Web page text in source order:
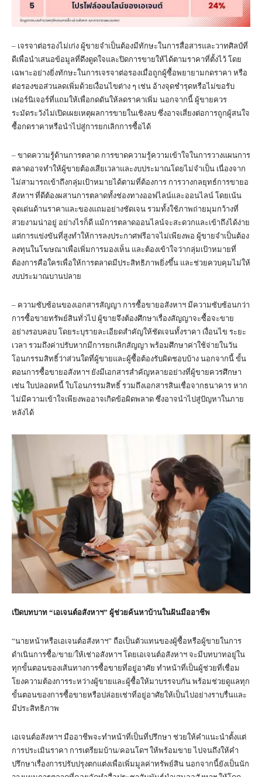
– เจรจาต่อรองไม่เก่ง ผู้ขายจำเป็นต้องมีทักษะในการสื่อสารและวาทศิลป์ที่
ดีเพื่อนำเสนอข้อมูลที่ดึงดูดใจและปิดการขายให้ได้ตามราคาที่ตั้งไว้ โดย
เฉพาะอย่างยิ่งทักษะในการเจรจาต่อรองเมื่อถูกผู้ซื้อพยายามกดราคา หรือ
ต่อรองขอส่วนลดเพิ่มด้วยเงื่อนไขต่าง ๆ เช่น อ้างจุดชำรุดหรือไม่ขอรับ
เฟอร์นิเจอร์ที่แถมให้เพื่อกดดันให้ลดราคาเพิ่ม นอกจากนี้ ผู้ขายควร
ระมัดระวังไม่เปิดเผยเหตุผลการขายในเชิงลบ ซึ่งอาจเสี่ยงต่อการถูกผู้สนใจ
ซื้อกดราคาหรือนำไปสู่การยกเลิกการซื้อได้
– ขาดความรู้ด้านการตลาด การขาดความรู้ความเข้าใจในการวางแผนการ
ตลาดอาจทำให้ผู้ขายต้องเสียเวลาและงบประมาณโดยไม่จำเป็น เนื่องจาก
ไม่สามารถเข้าถึงกลุ่มเป้าหมายได้ตามที่ต้องการ การวางกลยุทธ์การขายอ
สังหาฯ ที่ดีต้องผสานการตลาดทั้งช่องทางออฟไลน์และออนไลน์ โดยเน้น
จุดเด่นด้านราคาและของแถมอย่างชัดเจน รวมทั้งใช้ภาพถ่ายมุมกว้างที่
สวยงามน่าอยู่ อย่างไรก็ดี แม้การตลาดออนไลน์จะสะดวกและเข้าถึงได้ง่าย
แต่การแข่งขันที่สูงทำให้การลงประกาศฟรีอาจไม่เพียงพอ ผู้ขายจำเป็นต้อง
ลงทุนในโฆษณาเพื่อเพิ่มการมองเห็น และต้องเข้าใจว่ากลุ่มเป้าหมายที่
ต้องการคือใครเพื่อให้การตลาดมีประสิทธิภาพยิ่งขึ้น และช่วยควบคุมไม่ให้
งบประมาณบานปลาย
– ความซับซ้อนของเอกสารสัญญา การซื้อขายอสังหาฯ มีความซับซ้อนกว่า
การซื้อขายทรัพย์สินทั่วไป ผู้ขายจึงต้องศึกษาเรื่องสัญญาจะซื้อจะขาย
อย่างรอบคอบ โดยระบุรายละเอียดสำคัญให้ชัดเจนทั้งราคา เงื่อนไข ระยะ
เวลา รวมถึงค่าปรับหากมีการยกเลิกสัญญา พร้อมศึกษาค่าใช้จ่ายในวัน
โอนกรรมสิทธิ์ว่าส่วนใดที่ผู้ขายและผู้ซื้อต้องรับผิดชอบบ้าง นอกจากนี้ ขั้น
ตอนการซื้อขายอสังหาฯ ยังมีเอกสารสำคัญหลายอย่างที่ผู้ขายควรศึกษา
เช่น ใบปลอดหนี้ ใบโอนกรรมสิทธิ์ รวมถึงเอกสารสินเชื่อจากธนาคาร หาก
ไม่มีความเข้าใจเพียงพออาจเกิดข้อผิดพลาด ซึ่งอาจนำไปสู่ปัญหาในภาย
หลังได้
เปิดบทบาท “เอเจนต์อสังหาฯ” ผู้ช่วยค้นหาบ้านในฝันมืออาชีพ
“นายหน้าหรือเอเจนต์อสังหาฯ” ถือเป็นตัวแทนของผู้ซื้อหรือผู้ขายในการ
ดำเนินการซื้อ/ขาย/ให้เช่าอสังหาฯ โดยเอเจนต์อสังหาฯ จะมีบทบาทอยู่ใน
ทุกขั้นตอนของเส้นทางการซื้อขายที่อยู่อาศัย ทำหน้าที่เป็นผู้ช่วยที่เชื่อม
โยงความต้องการระหว่างผู้ขายและผู้ซื้อให้มาบรรจบกัน พร้อมช่วยดูแลทุก
ขั้นตอนของการซื้อขายหรือปล่อยเช่าที่อยู่อาศัยให้เป็นไปอย่างราบรื่นและ
มีประสิทธิภาพ
เอเจนต์อสังหาฯ มืออาชีพจะทำหน้าที่เป็นที่ปรึกษา ช่วยให้คำแนะนำตั้งแต่
การประเมินราคา การเตรียมบ้าน/คอนโดฯ ให้พร้อมขาย ไปจนถึงให้คำ
ปรึกษาเรื่องการปรับปรุงตกแต่งเพื่อเพิ่มมูลค่าทรัพย์สิน นอกจากนี้ยังเป็นนัก